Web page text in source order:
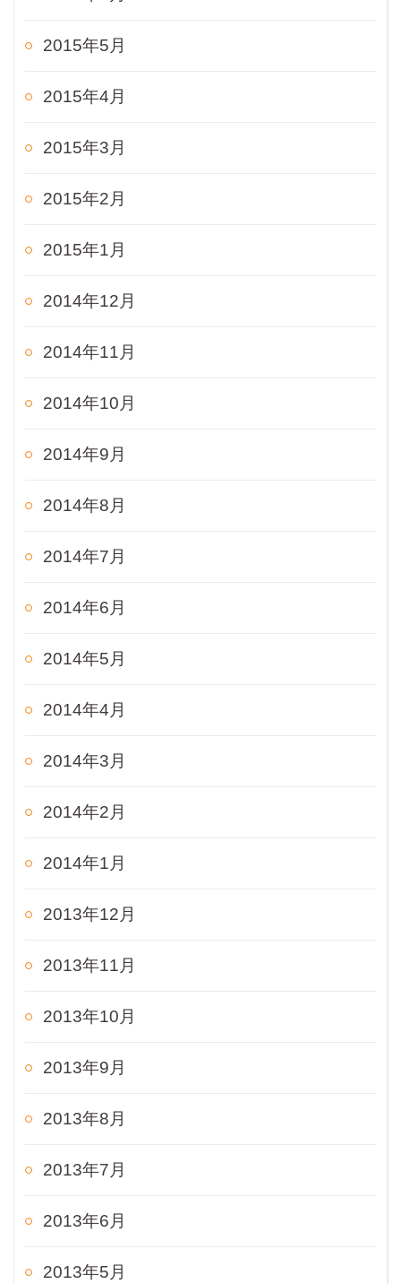
2015年5月
2015年4月
2015年3月
2015年2月
2015年1月
2014年12月
2014年11月
2014年10月
2014年9月
2014年8月
2014年7月
2014年6月
2014年5月
2014年4月
2014年3月
2014年2月
2014年1月
2013年12月
2013年11月
2013年10月
2013年9月
2013年8月
2013年7月
2013年6月
2013年5月